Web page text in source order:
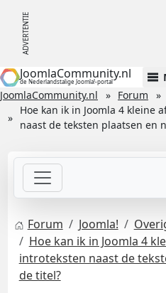
JoomlaCommunity.nl
de Nederlandstalige Joomla!-portal
JoomlaCommunity.nl Forum
Hoe kan ik in Joomla 4 kleine
naast de teksten plaatsen en
Forum Joomla!
Hoe kan ik in Joomla 4
introteksten naast de
de titel?